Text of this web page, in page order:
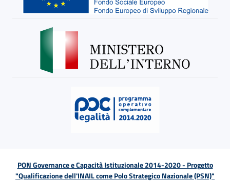
PON Governance e Capacità Istituzionale 2014-2020 - Progetto
"Qualificazione dell'INAIL come Polo Strategico Nazionale (PSN)"